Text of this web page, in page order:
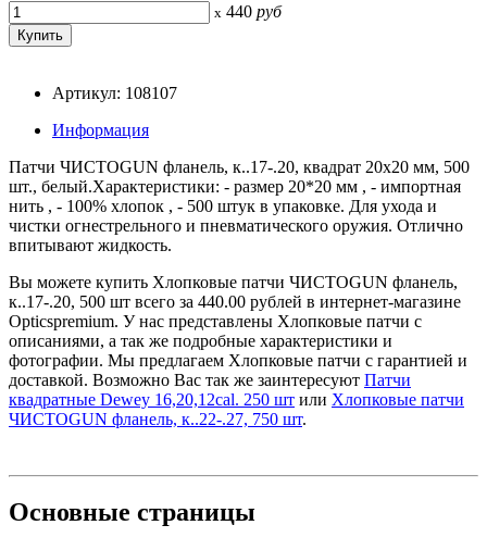
x 440 руб
Артикул: 108107
Информация
Патчи ЧИСТОGUN фланель, к..17-.20, квадрат 20х20 мм, 500
шт., белый.Характеристики: - размер 20*20 мм , - импортная
нить , - 100% хлопок , - 500 штук в упаковке. Для ухода и
чистки огнестрельного и пневматического оружия. Отлично
впитывают жидкость.
Вы можете купить Хлопковые патчи ЧИСТОGUN фланель,
к..17-.20, 500 шт всего за 440.00 рублей в интернет-магазине
Opticspremium. У нас представлены Хлопковые патчи с
описаниями, а так же подробные характеристики и
фотографии. Мы предлагаем Хлопковые патчи с гарантией и
доставкой. Возможно Вас так же заинтересуют Патчи
квадратные Dewey 16,20,12cal. 250 шт или Хлопковые патчи
ЧИСТОGUN фланель, к..22-.27, 750 шт.
Основные страницы